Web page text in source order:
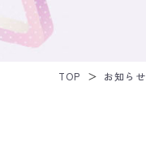
TOP お知らせ